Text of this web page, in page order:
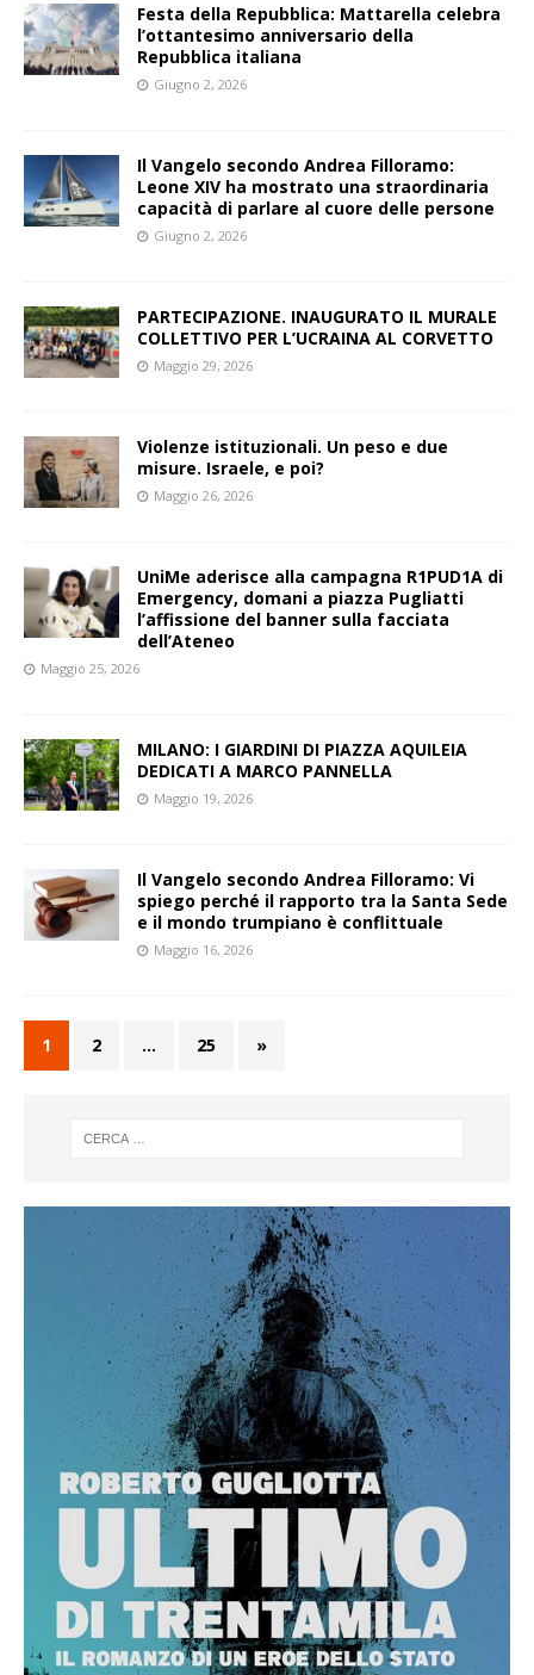
Festa della Repubblica: Mattarella celebra
l’ottantesimo anniversario della
Repubblica italiana
Giugno 2, 2026
Il Vangelo secondo Andrea Filloramo:
Leone XIV ha mostrato una straordinaria
capacità di parlare al cuore delle persone
Giugno 2, 2026
PARTECIPAZIONE. INAUGURATO IL MURALE
COLLETTIVO PER L’UCRAINA AL CORVETTO
Maggio 29, 2026
Violenze istituzionali. Un peso e due
misure. Israele, e poi?
Maggio 26, 2026
UniMe aderisce alla campagna R1PUD1A di
Emergency, domani a piazza Pugliatti
l’affissione del banner sulla facciata
dell’Ateneo
Maggio 25, 2026
MILANO: I GIARDINI DI PIAZZA AQUILEIA
DEDICATI A MARCO PANNELLA
Maggio 19, 2026
Il Vangelo secondo Andrea Filloramo: Vi
spiego perché il rapporto tra la Santa Sede
e il mondo trumpiano è conflittuale
Maggio 16, 2026
1 2 … 25 »